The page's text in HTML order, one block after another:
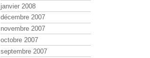
janvier 2008
décembre 2007
novembre 2007
octobre 2007
septembre 2007